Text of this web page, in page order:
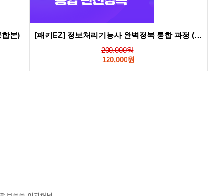
합본)
[패키EZ] 정보처리기능사 완벽정복 통합 과정 (2023 신개정판)
200,000원
120,000원